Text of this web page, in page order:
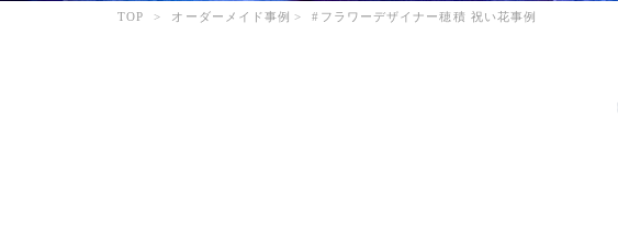
TOP > オーダーメイド事例 > #フラワーデザイナー穂積 祝い花事例